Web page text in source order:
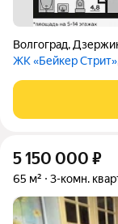
Волгоград,
ЖК «Бейкер Стрит»
5 150 000 ₽
65 м² 3-комн.